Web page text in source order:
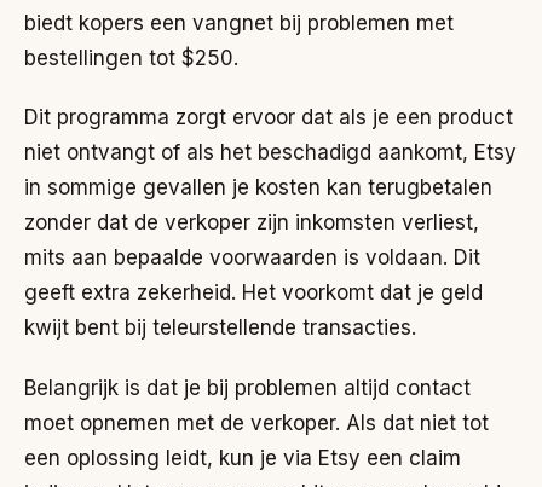
biedt kopers een vangnet bij problemen met
bestellingen tot $250.
Dit programma zorgt ervoor dat als je een product
niet ontvangt of als het beschadigd aankomt, Etsy
in sommige gevallen je kosten kan terugbetalen
zonder dat de verkoper zijn inkomsten verliest,
mits aan bepaalde voorwaarden is voldaan. Dit
geeft extra zekerheid. Het voorkomt dat je geld
kwijt bent bij teleurstellende transacties.
Belangrijk is dat je bij problemen altijd contact
moet opnemen met de verkoper. Als dat niet tot
een oplossing leidt, kun je via Etsy een claim